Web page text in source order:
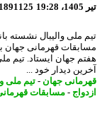
81891125
ملی والیبال نشسته
قهرمانی جهان با
جهان ایستاد. تیم ملی
دیدار خود ...
جهان-تیم ملی
-مسابقات قهرمانی-